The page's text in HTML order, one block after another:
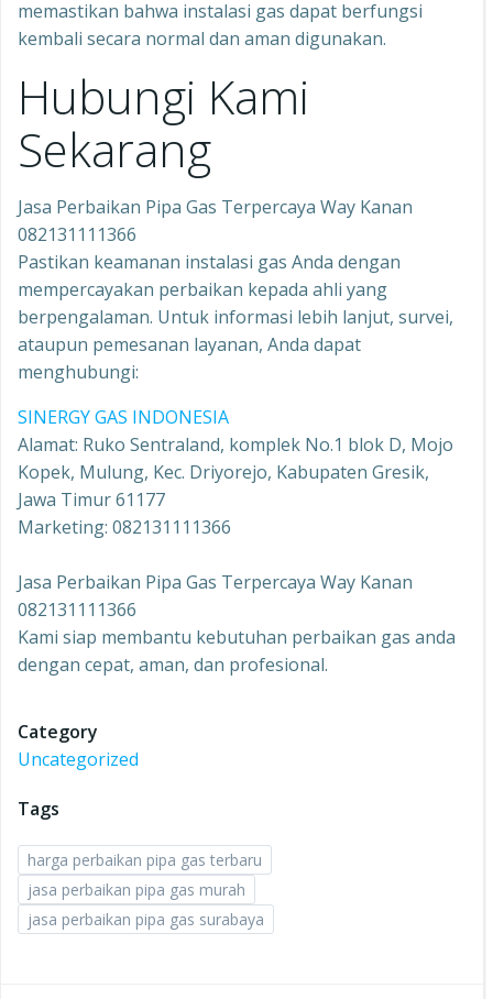
memastikan bahwa instalasi gas dapat berfungsi
kembali secara normal dan aman digunakan.
Hubungi Kami
Sekarang
Jasa Perbaikan Pipa Gas Terpercaya Way Kanan
082131111366
Pastikan keamanan instalasi gas Anda dengan
mempercayakan perbaikan kepada ahli yang
berpengalaman. Untuk informasi lebih lanjut, survei,
ataupun pemesanan layanan, Anda dapat
menghubungi:
SINERGY GAS INDONESIA
Alamat: Ruko Sentraland, komplek No.1 blok D, Mojo
Kopek, Mulung, Kec. Driyorejo, Kabupaten Gresik,
Jawa Timur 61177
Marketing: 082131111366
Jasa Perbaikan Pipa Gas Terpercaya Way Kanan
082131111366
Kami siap membantu kebutuhan perbaikan gas anda
dengan cepat, aman, dan profesional.
Category
Uncategorized
Tags
harga perbaikan pipa gas terbaru
jasa perbaikan pipa gas murah
jasa perbaikan pipa gas surabaya